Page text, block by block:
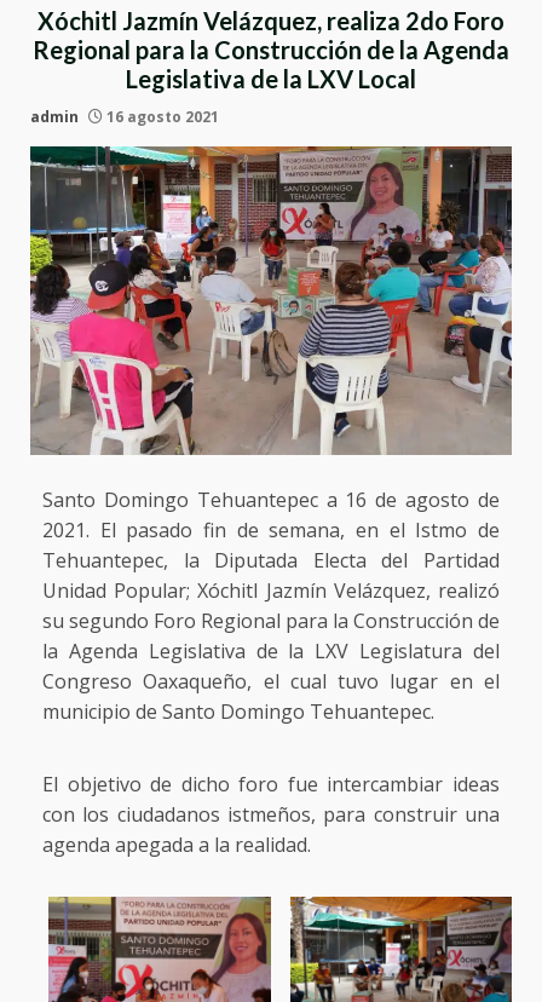
Xóchitl Jazmín Velázquez, realiza 2do Foro
Regional para la Construcción de la Agenda
Legislativa de la LXV Local
admin 16 agosto 2021
Santo Domingo Tehuantepec a 16 de agosto de
2021. El pasado fin de semana, en el Istmo de
Tehuantepec, la Diputada Electa del Partidad
Unidad Popular; Xóchitl Jazmín Velázquez, realizó
su segundo Foro Regional para la Construcción de
la Agenda Legislativa de la LXV Legislatura del
Congreso Oaxaqueño, el cual tuvo lugar en el
municipio de Santo Domingo Tehuantepec.
El objetivo de dicho foro fue intercambiar ideas
con los ciudadanos istmeños, para construir una
agenda apegada a la realidad.